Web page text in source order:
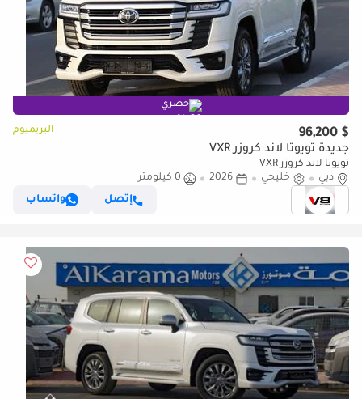
حصري
$ 96,200 البريميوم
جديدة تويوتا لاند كروزر VXR
تويوتا لاند كروزر VXR
دبي
خليجي 2026
0 كيلومتر
إتصل
واتساب